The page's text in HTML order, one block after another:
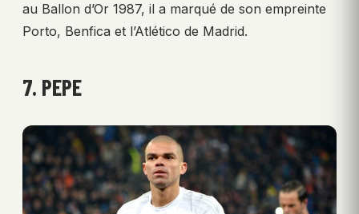
au Ballon d’Or 1987, il a marqué de son empreinte
Porto, Benfica et l’Atlético de Madrid.
7. PEPE